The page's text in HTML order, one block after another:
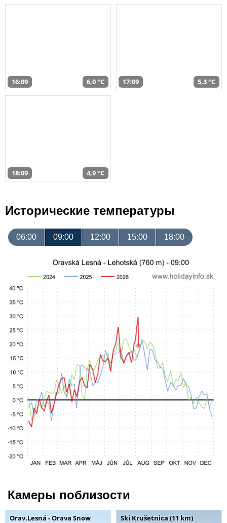
16:09 6,0 °C 17:09 5,3 °C
18:09 4,9 °C
Исторические температуры
06:00 09:00 12:00 15:00 18:00
Камеры поблизости
Orav.Lesná - Orava Snow Ski Krušetnica (11 km)